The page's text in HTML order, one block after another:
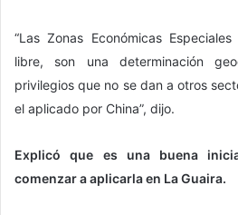
“Las Zonas Económicas
libre, son una determinación
privilegios que no se dan a otros
el aplicado por China”, dijo.
Explicó que es una buena
comenzar a aplicarla en La Guaira.